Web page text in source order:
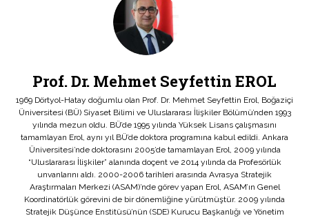
Prof. Dr. Mehmet Seyfettin EROL
1969 Dörtyol-Hatay doğumlu olan Prof. Dr. Mehmet Seyfettin Erol, Boğaziçi
Üniversitesi (BÜ) Siyaset Bilimi ve Uluslararası İlişkiler Bölümü’nden 1993
yılında mezun oldu. BÜ’de 1995 yılında Yüksek Lisans çalışmasını
tamamlayan Erol, aynı yıl BÜ’de doktora programına kabul edildi. Ankara
Üniversitesi’nde doktorasını 2005’de tamamlayan Erol, 2009 yılında
“Uluslararası İlişkiler” alanında doçent ve 2014 yılında da Profesörlük
unvanlarını aldı. 2000-2006 tarihleri arasında Avrasya Stratejik
Araştırmaları Merkezi (ASAM)’nde görev yapan Erol, ASAM’ın Genel
Koordinatörlük görevini de bir dönemliğine yürütmüştür. 2009 yılında
Stratejik Düşünce Enstitüsü’nün (SDE) Kurucu Başkanlığı ve Yönetim